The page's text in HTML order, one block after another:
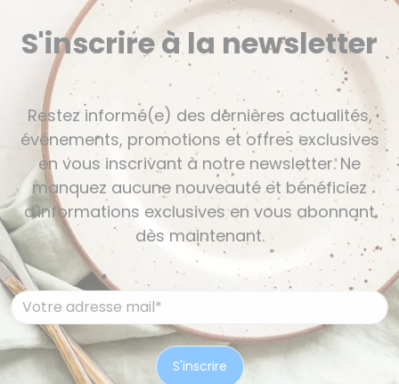
S'inscrire à la newsletter
Restez informé(e) des dernières actualités,
événements, promotions et offres exclusives
en vous inscrivant à notre newsletter. Ne
manquez aucune nouveauté et bénéficiez
d'informations exclusives en vous abonnant
dès maintenant.